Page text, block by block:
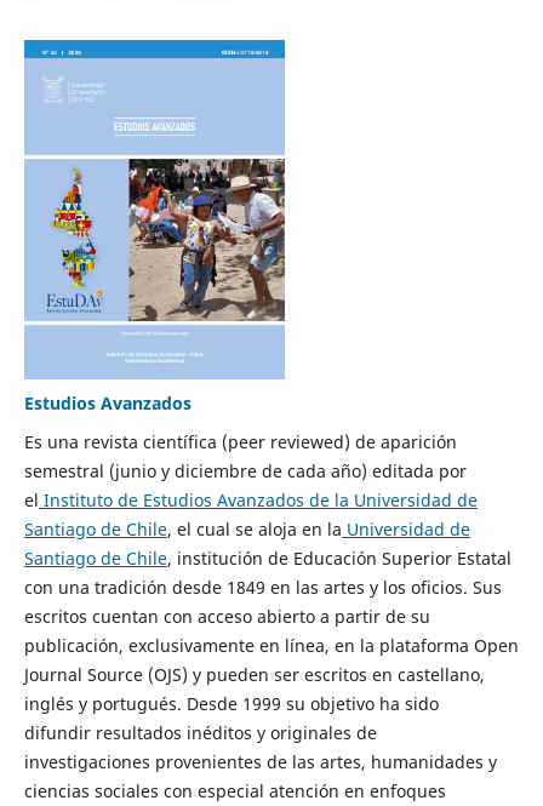
Estudios Avanzados
Es una revista científica (peer reviewed) de aparición
semestral (junio y diciembre de cada año) editada por
el Instituto de Estudios Avanzados de la Universidad de
Santiago de Chile, el cual se aloja en la Universidad de
Santiago de Chile, institución de Educación Superior Estatal
con una tradición desde 1849 en las artes y los oficios. Sus
escritos cuentan con acceso abierto a partir de su
publicación, exclusivamente en línea, en la plataforma Open
Journal Source (OJS) y pueden ser escritos en castellano,
inglés y portugués. Desde 1999 su objetivo ha sido
difundir resultados inéditos y originales de
investigaciones provenientes de las artes, humanidades y
ciencias sociales con especial atención en enfoques